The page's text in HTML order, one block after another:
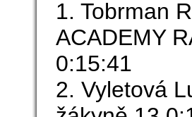
1. Tobrman
ACADEMY
0:15:41
2. Vyletová